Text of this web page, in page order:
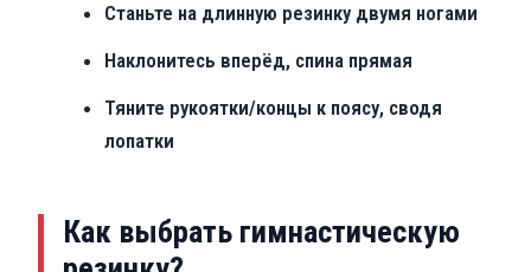
Станьте на длинную резинку двумя ногами
Наклонитесь вперёд, спина прямая
Тяните рукоятки/концы к поясу, сводя
лопатки
Как выбрать гимнастическую